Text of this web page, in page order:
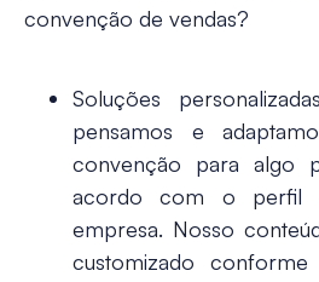
convenção de vendas?
Soluções
pensamos e
convenção para algo
acordo com o perfil
empresa. Nosso
customizado